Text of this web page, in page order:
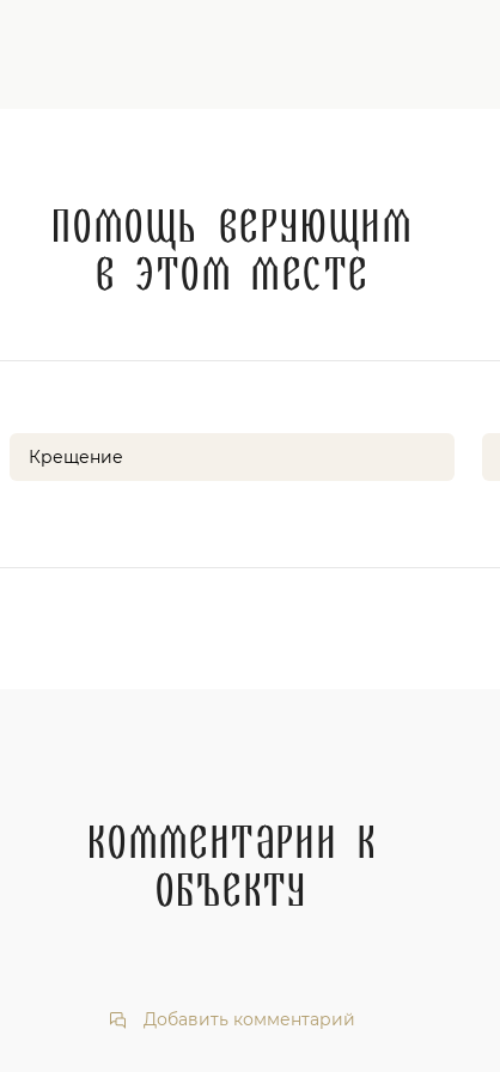
Помощь верующим
в этом месте
Крещение
Комментарии к
объекту
Добавить комментарий